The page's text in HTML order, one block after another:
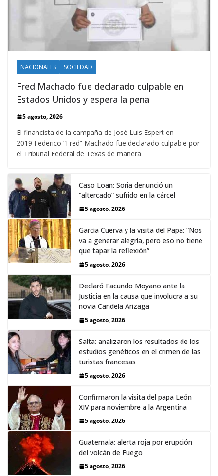
NACIONALES SOCIEDAD
Fred Machado fue declarado culpable en
Estados Unidos y espera la pena
5 agosto, 2026
El financista de la campaña de José Luis Espert en
2019 Federico “Fred” Machado fue declarado culpable por
el Tribunal Federal de Texas de manera
Caso Loan: Soria denunció un
“altercado” sufrido en la cárcel
5 agosto, 2026
García Cuerva y la visita del Papa: “Nos
va a generar alegría, pero eso no tiene
que tapar la reflexión”
5 agosto, 2026
Declaró Facundo Moyano ante la
Justicia en la causa que involucra a su
novia Candela Arizaga
5 agosto, 2026
Salta: analizaron los resultados de los
estudios genéticos en el crimen de las
turistas francesas
5 agosto, 2026
Confirmaron la visita del papa León
XIV para noviembre a la Argentina
5 agosto, 2026
Guatemala: alerta roja por erupción
del volcán de Fuego
5 agosto, 2026